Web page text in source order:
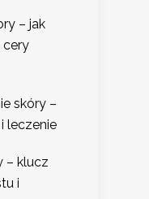
– jak
cery
skóry –
leczenie
– klucz
i